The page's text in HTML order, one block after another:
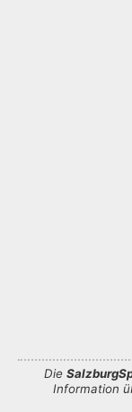
Die
Information